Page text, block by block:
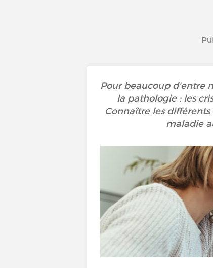
Pour beaucoup d'entre
la pathologie : les
Connaître les
maladie